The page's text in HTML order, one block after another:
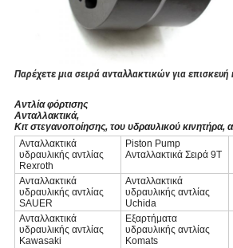
Παρέχετε μια σειρά ανταλλακτικών για επισκευή
Αντλία φόρτισης
Ανταλλακτικά,
Κιτ στεγανοποίησης, του υδραυλικού κινητήρα,
Ανταλλακτικά
υδραυλικής αντλίας
Rexroth
Piston Pump
Ανταλλακτικά Σειρά 9T
Ανταλλακτικά
υδραυλικής αντλίας
SAUER
Ανταλλακτικά
υδραυλικής αντλίας
Uchida
Ανταλλακτικά
υδραυλικής αντλίας
Kawasaki
Εξαρτήματα
υδραυλικής αντλίας
Komats